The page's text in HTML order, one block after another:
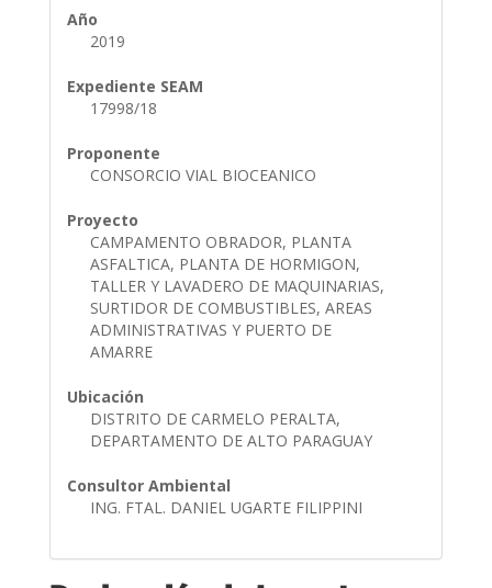
Año
2019
Expediente SEAM
17998/18
Proponente
CONSORCIO VIAL BIOCEANICO
Proyecto
CAMPAMENTO OBRADOR, PLANTA
ASFALTICA, PLANTA DE HORMIGON,
TALLER Y LAVADERO DE MAQUINARIAS,
SURTIDOR DE COMBUSTIBLES, AREAS
ADMINISTRATIVAS Y PUERTO DE
AMARRE
Ubicación
DISTRITO DE CARMELO PERALTA,
DEPARTAMENTO DE ALTO PARAGUAY
Consultor Ambiental
ING. FTAL. DANIEL UGARTE FILIPPINI